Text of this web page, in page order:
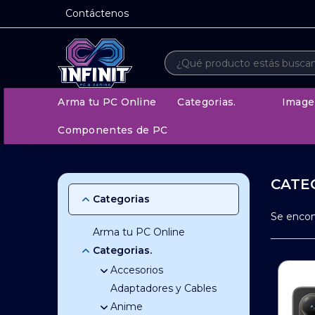
Contáctenos
Arma tu PC Online Categorias.
Componentes de PC
Categorias
Arma tu PC Online
Categorias.
Accesorios
Accesorios de
Celulares
Adaptadores y Cables
Anime
Se